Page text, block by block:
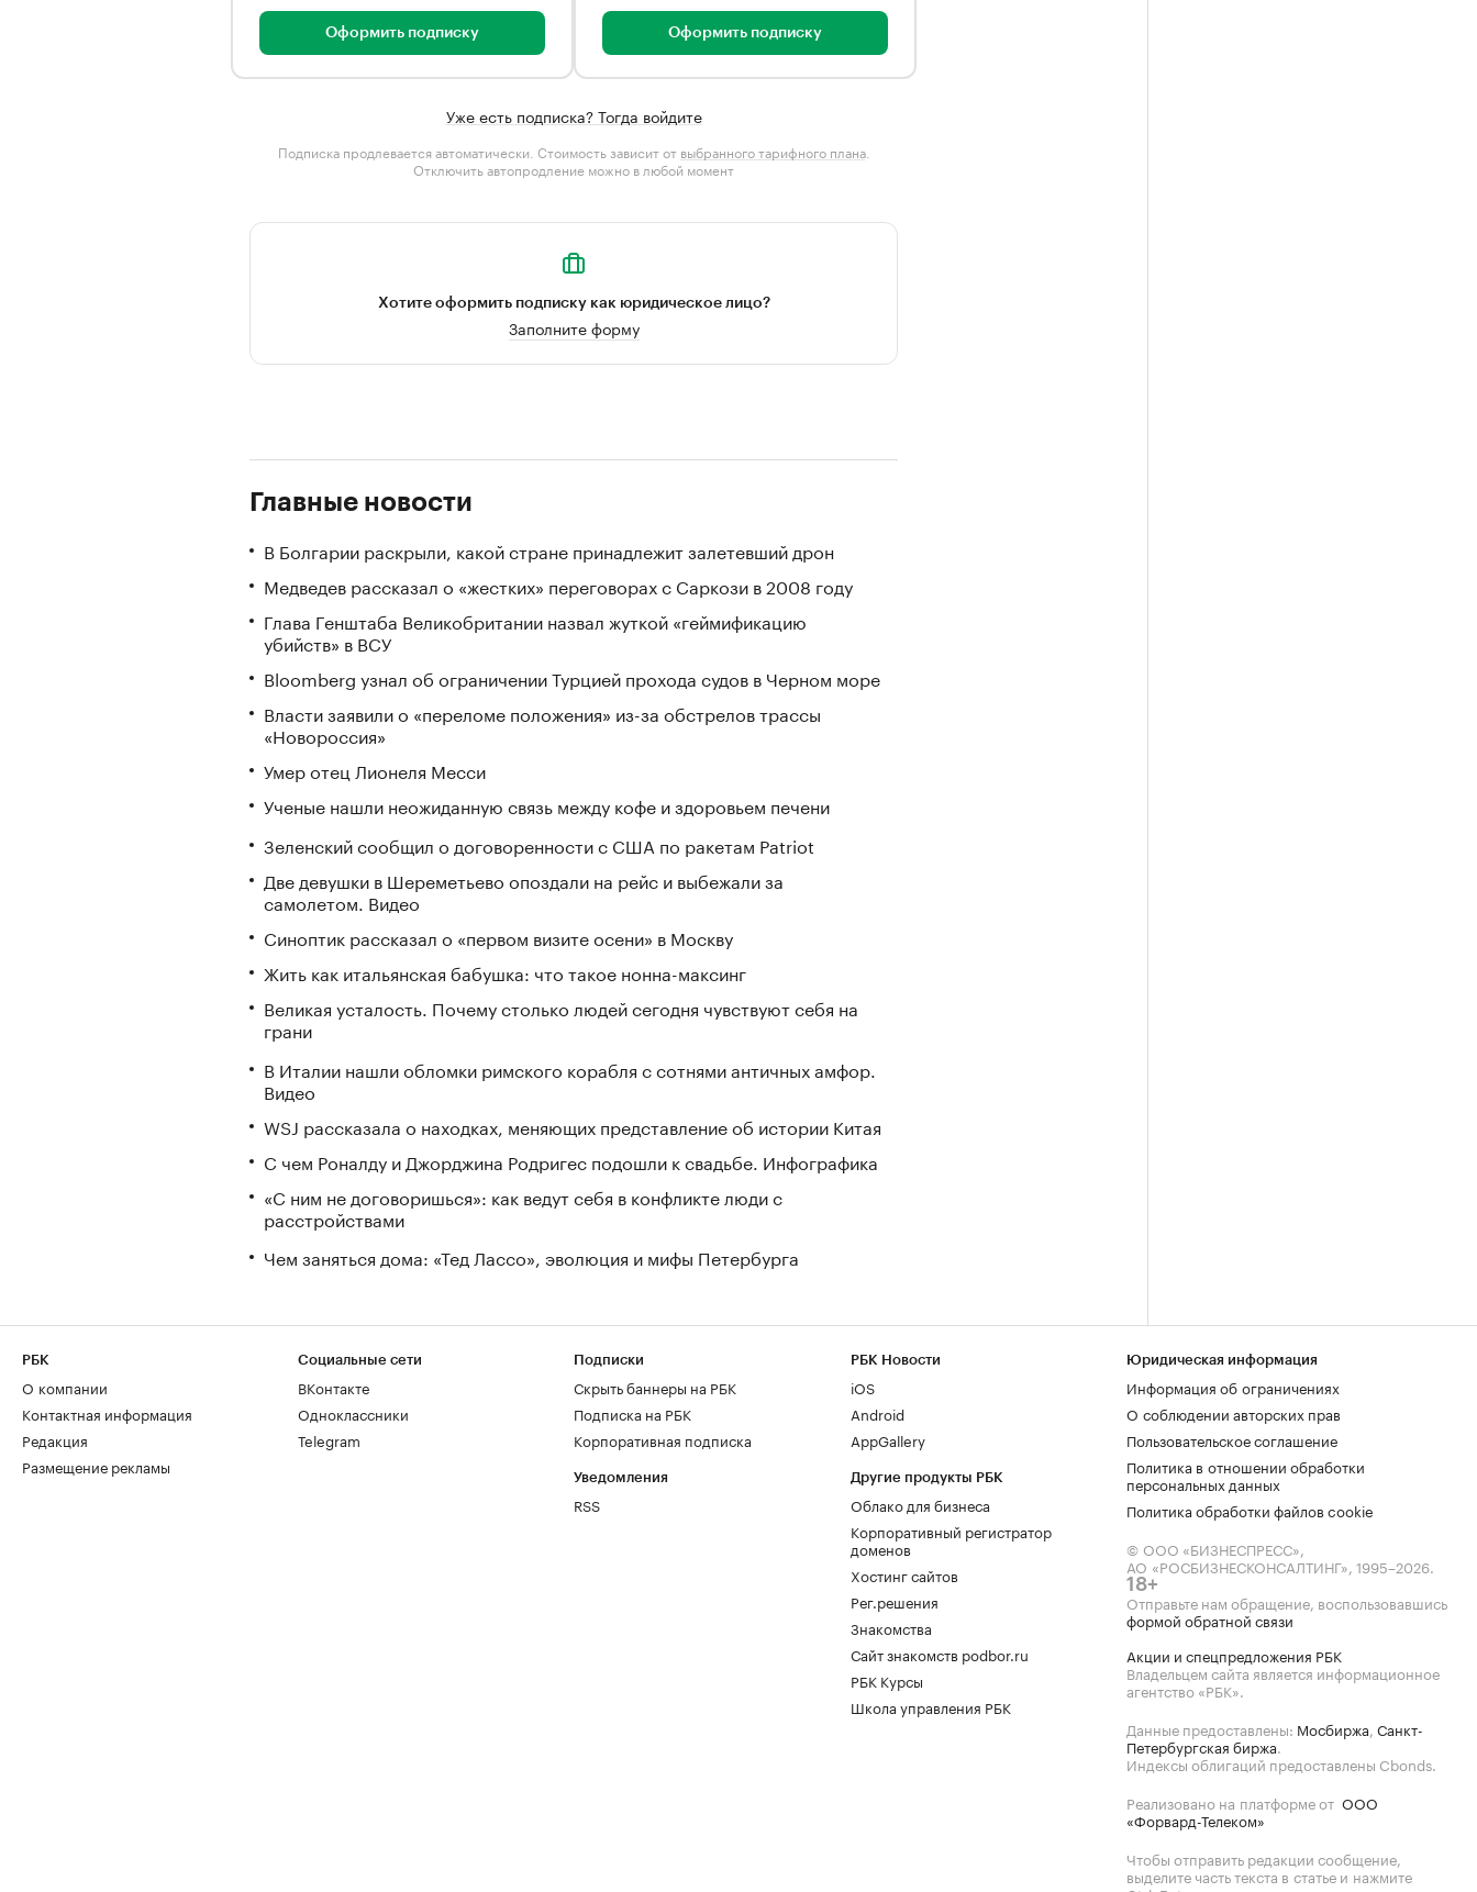
Оформить подписку Оформить подписку
Уже есть подписка? Тогда войдите
Подписка продлевается автоматически. Стоимость зависит от выбранного тарифного плана.
Отключить автопродление можно в любой момент
Хотите оформить подписку как юридическое лицо?
Заполните форму
Главные новости
В Болгарии раскрыли, какой стране принадлежит залетевший дрон
Медведев рассказал о «жестких» переговорах с Саркози в 2008 году
Глава Генштаба Великобритании назвал жуткой «геймификацию
убийств» в ВСУ
Bloomberg узнал об ограничении Турцией прохода судов в Черном море
Власти заявили о «переломе положения» из-за обстрелов трассы
«Новороссия»
Умер отец Лионеля Месси
Ученые нашли неожиданную связь между кофе и здоровьем печени
Зеленский сообщил о договоренности с США по ракетам Patriot
Две девушки в Шереметьево опоздали на рейс и выбежали за
самолетом. Видео
Синоптик рассказал о «первом визите осени» в Москву
Жить как итальянская бабушка: что такое нонна-максинг
Великая усталость. Почему столько людей сегодня чувствуют себя на
грани
В Италии нашли обломки римского корабля с сотнями античных амфор.
Видео
WSJ рассказала о находках, меняющих представление об истории Китая
С чем Роналду и Джорджина Родригес подошли к свадьбе. Инфографика
«С ним не договоришься»: как ведут себя в конфликте люди с
расстройствами
Чем заняться дома: «Тед Лассо», эволюция и мифы Петербурга
РБК
О компании
Контактная информация
Редакция
Размещение рекламы
Социальные сети
ВКонтакте
Одноклассники
Telegram
Подписки
Скрыть баннеры на РБК
Подписка на РБК
Корпоративная подписка
Уведомления
RSS
РБК Новости
iOS
Android
AppGallery
Другие продукты РБК
Облако для бизнеса
Корпоративный регистратор
доменов
Хостинг сайтов
Рег.решения
Знакомства
Сайт знакомств podbor.ru
РБК Курсы
Школа управления РБК
Юридическая информация
Информация об ограничениях
О соблюдении авторских прав
Пользовательское соглашение
Политика в отношении обработки
персональных данных
Политика обработки файлов cookie
© ООО «БИЗНЕСПРЕСС»,
АО «РОСБИЗНЕСКОНСАЛТИНГ», 1995–2026.
18+
Отправьте нам обращение, воспользовавшись
формой обратной связи
Акции и спецпредложения РБК
Владельцем сайта является информационное
агентство «РБК».
Данные предоставлены: Мосбиржа, Санкт-
Петербургская биржа.
Индексы облигаций предоставлены Cbonds.
Реализовано на платформе от ООО
«Форвард-Телеком»
Чтобы отправить редакции сообщение,
выделите часть текста в статье и нажмите